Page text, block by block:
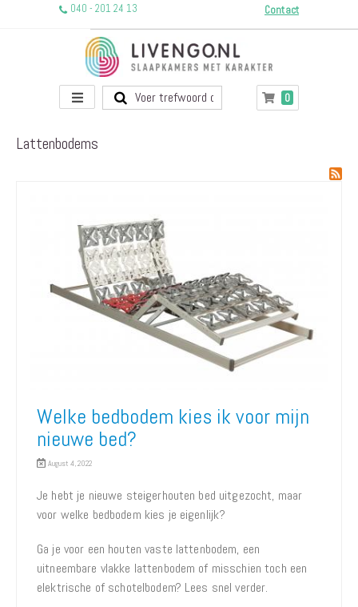
040 - 201 24 13 Contact
Toggle
Winkelwagen
0producten
Lattenbodems
Welke bedbodem kies ik voor mijn
nieuwe bed?
August 4, 2022
Je hebt je nieuwe steigerhouten bed uitgezocht, maar
voor welke bedbodem kies je eigenlijk?
Ga je voor een houten vaste lattenbodem, een
uitneembare vlakke lattenbodem of misschien toch een
elektrische of schotelbodem? Lees snel verder.